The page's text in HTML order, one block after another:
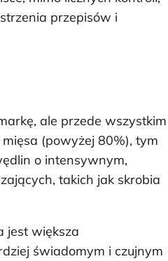
przepisów i
ale przede wszystkim
(powyżej 80%), tym
o intensywnym,
takich jak skrobia
jest większa
świadomym i czujnym